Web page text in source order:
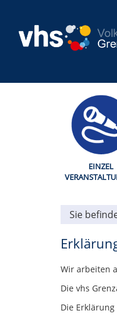
EINZEL
Sie
Wir arbeiten
Die vhs
Die